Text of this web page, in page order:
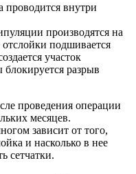
внутри
производятся на
подшивается
участок
блокируется разрыв
проведения операции
месяцев.
зависит от того,
и насколько в нее
сетчатки.